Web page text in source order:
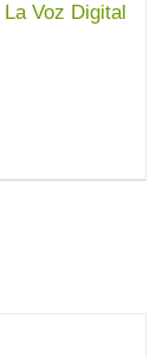
La Voz Digital